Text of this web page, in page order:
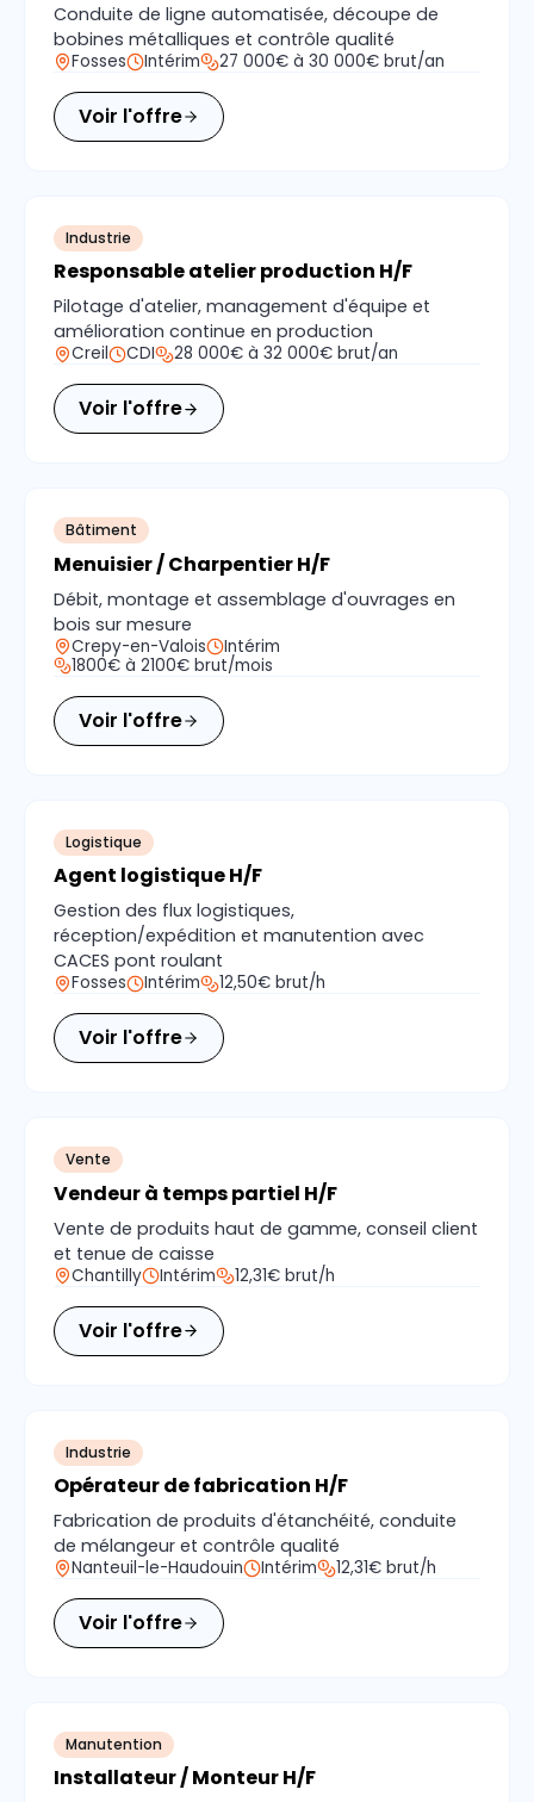
Conduite de ligne automatisée, découpe de
bobines métalliques et contrôle qualité
Fosses Intérim 27 000€ à 30 000€ brut/an
Voir l'offre
Industrie
Responsable atelier production H/F
Pilotage d'atelier, management d'équipe et
amélioration continue en production
Creil CDI 28 000€ à 32 000€ brut/an
Voir l'offre
Bâtiment
Menuisier / Charpentier H/F
Débit, montage et assemblage d'ouvrages en
bois sur mesure
Crepy-en-Valois
Intérim
1800€ à 2100€ brut/mois
Voir l'offre
Logistique
Agent logistique H/F
Gestion des flux logistiques,
réception/expédition et manutention avec
CACES pont roulant
Fosses Intérim 12,50€ brut/h
Voir l'offre
Vente
Vendeur à temps partiel H/F
Vente de produits haut de gamme, conseil client
et tenue de caisse
Chantilly Intérim 12,31€ brut/h
Voir l'offre
Industrie
Opérateur de fabrication H/F
Fabrication de produits d'étanchéité, conduite
de mélangeur et contrôle qualité
Nanteuil-le-Haudouin Intérim 12,31€ brut/h
Voir l'offre
Manutention
Installateur / Monteur H/F